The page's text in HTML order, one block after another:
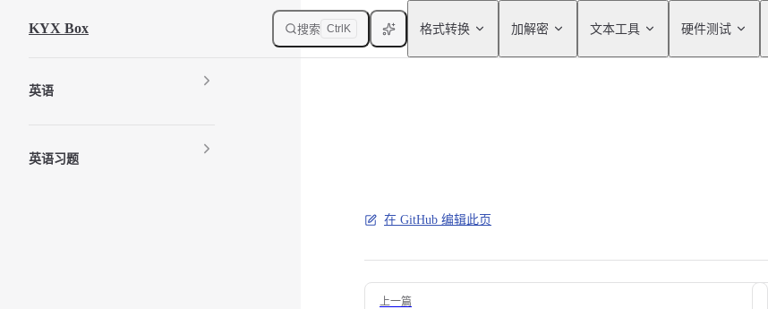
Skip to content
KYX Box 搜索 Ctrl K
Main Navigation
格式转换 加解密 文本工具 硬件测试
英语
英语习题
在 GitHub 编辑此页
Pager
上一篇